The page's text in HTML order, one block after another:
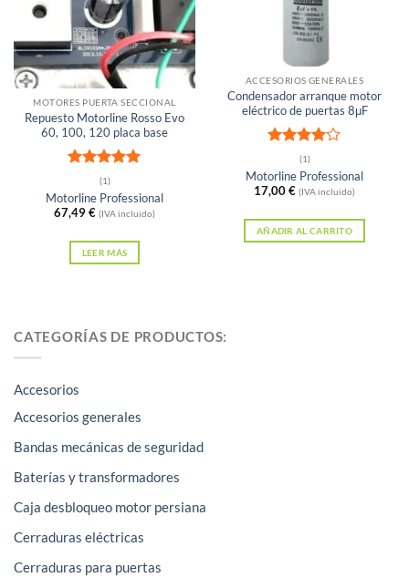
Sin existencias
MOTORES PUERTA SECCIONAL
Repuesto Motorline Rosso Evo
60, 100, 120 placa base
Valorado
con
5de 5
(1)
Motorline Professional
67,49€ (IVA incluido)
LEER MÁS
ACCESORIOS GENERALES
Condensador arranque motor
eléctrico de puertas 8μF
Valorado
con
4de
5
(1)
Motorline Professional
17,00€ (IVA incluido)
AÑADIR AL CARRITO
CATEGORÍAS DE PRODUCTOS:
Accesorios
Accesorios generales
Bandas mecánicas de seguridad
Baterías y transformadores
Caja desbloqueo motor persiana
Cerraduras eléctricas
Cerraduras para puertas